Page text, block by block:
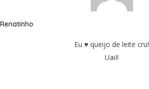
Renatinho
Eu ♥ queijo de leite cru!
UaiI!